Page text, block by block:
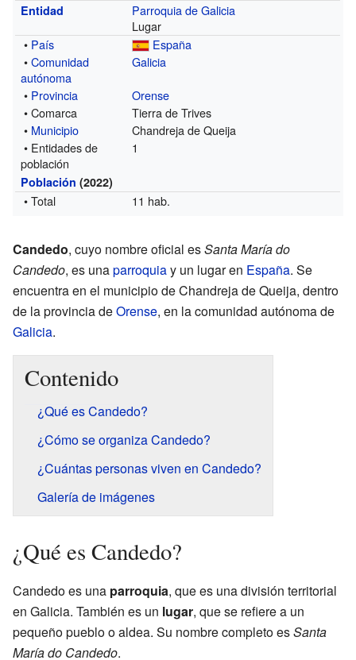
Entidad
Parroquia de Galicia
Lugar
• País
España
•Comunidad
autónoma
Galicia
• Provincia
Orense
• Comarca
Tierra de Trives
• Municipio
Chandreja de Queija
• Entidades de
población
1
Población (2022)
• Total 11 hab.
Candedo, cuyo nombre oficial esSanta María do
Candedo, es unaparroquiay un lugar en España. Se
encuentra en el municipio de Chandreja de Queija, dentro
de la provincia deOrense, en la comunidad autónoma de
Galicia.
Contenido
¿Qué es Candedo?
¿Cómo se organiza Candedo?
¿Cuántas personas viven en Candedo?
Galería de imágenes
¿Qué es Candedo?
Candedo es una parroquia, que es una división territorial
en Galicia. También es un lugar, que se refiere a un
pequeño pueblo o aldea. Su nombre completo esSanta
María do Candedo.